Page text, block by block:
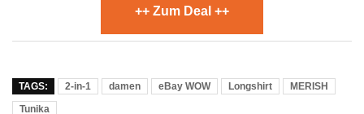
++ Zum Deal ++
TAGS: 2-in-1 damen eBay WOW Longshirt
MERISH
Tunika